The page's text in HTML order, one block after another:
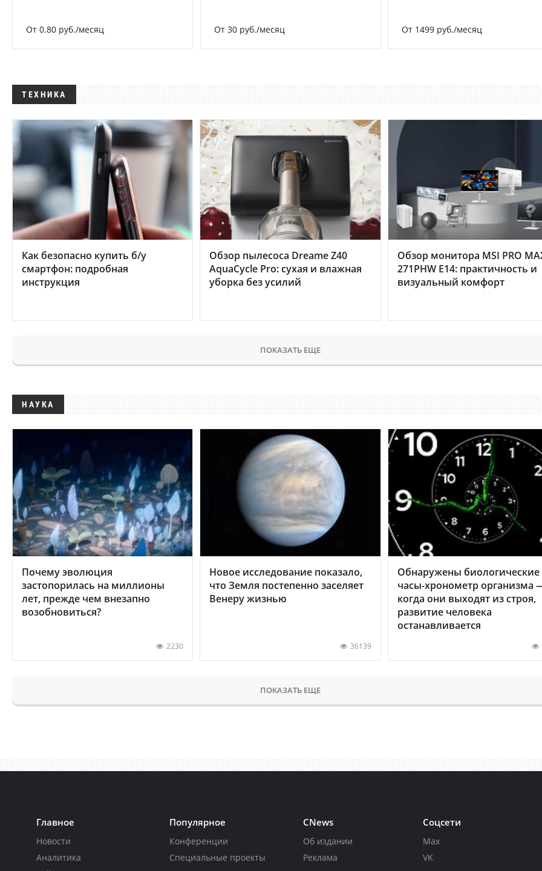
От 0.80 руб./месяц От 30 руб./месяц От 1499 руб./месяц
ТЕХНИКА
Как безопасно купить б/у
смартфон: подробная
инструкция
Обзор пылесоса Dreame Z40
AquaCycle Pro: сухая и влажная
уборка без усилий
Обзор монитора MSI PRO
271PHW E14: практичность и
визуальный комфорт
ПОКАЗАТЬ ЕЩЕ
НАУКА
Почему эволюция
застопорилась на миллионы
лет, прежде чем внезапно
возобновиться?
2230
Новое исследование показало,
что Земля постепенно заселяет
Венеру жизнью
36139
Обнаружены биологические
часы-хронометр организма
когда они выходят из строя,
развитие человека
останавливается
ПОКАЗАТЬ ЕЩЕ
Главное
Новости
Аналитика
Популярное
Конференции
Специальные проекты
CNews
Об издании
Реклама
Соцсети
Max
VK